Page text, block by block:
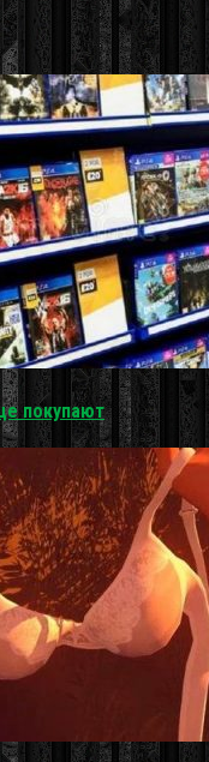
покупают